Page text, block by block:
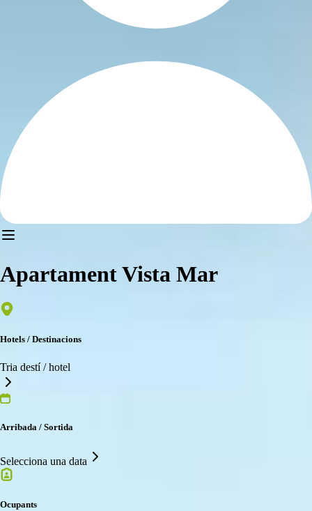
Apartament Vista Mar
Hotels / Destinacions
Tria destí / hotel
Arribada / Sortida
Selecciona una data
Ocupants